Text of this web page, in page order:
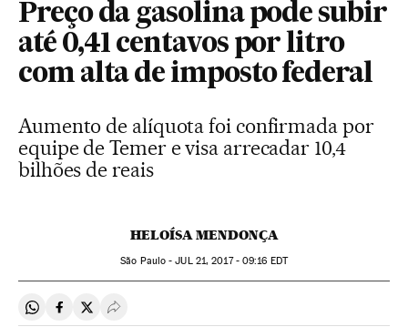
Preço da gasolina pode subir
até 0,41 centavos por litro
com alta de imposto federal
Aumento de alíquota foi confirmada por
equipe de Temer e visa arrecadar 10,4
bilhões de reais
HELOÍSA MENDONÇA
São Paulo -JUL21, 2017 - 09:16 EDT
Compartir en Whatsapp
Compartir en Facebook
Compartir en Twitter
Desplegar Redes Sociales